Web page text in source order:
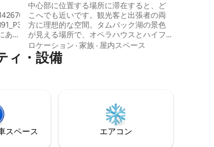
あ
で8
ットレスのコンドミニアム - 古い通り
中心部に位置する場所に滞在すると、ど
こへでも近いです。観光客と出張者の両
方に理想的な空間。タムバック湖の景色
が見える場所で、オペラハウスとハイフ
ォン駅の近く。 アパートメントには以下
が含まれています。 ダブルルーム2室、シ
ングルルーム2室、各部屋に専用バスルー
ー、太陽を浴びる大きな窓 洗濯機、エア
コン、冷蔵庫、電気ポット 高速Wi-Fi、
Netflix、スマートTV/プロジェクター デジ
タルキーによる柔軟なチェックイン、24
ロケーション · 家族 · 屋内スペース
ィ・設備
ス⁠ペ⁠ー⁠ス エアコン